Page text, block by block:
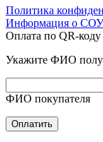
Политика
Информация о
Оплата по QR-коду
Укажите ФИО
ФИО покупателя
Оплатить